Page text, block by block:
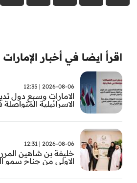
اقرأ ايضا في أخبار الإمارات
2026-08-06 | 12:35
الامارات وسبع دول
الاسرائيلية
2026-08-06 | 12:31
خليفة بن شاهين
الاولى من جناح سمو
مستشفى المقاصد